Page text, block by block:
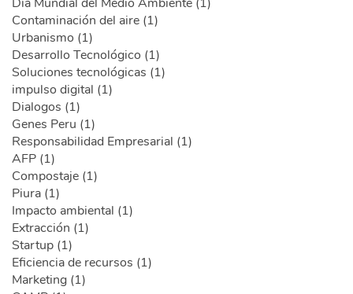
Contaminación del aire (1)
Urbanismo (1)
Desarrollo Tecnológico (1)
Soluciones tecnológicas (1)
impulso digital (1)
Dialogos (1)
Genes Peru (1)
Responsabilidad Empresarial (1)
AFP (1)
Compostaje (1)
Piura (1)
Impacto ambiental (1)
Extracción (1)
Startup (1)
Eficiencia de recursos (1)
Marketing (1)